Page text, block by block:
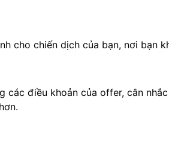
cho chiến dịch của bạn, nơi bạn
các điều khoản của offer, cân